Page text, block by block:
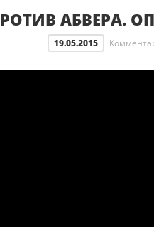
АБВЕРА.
19.05.2015